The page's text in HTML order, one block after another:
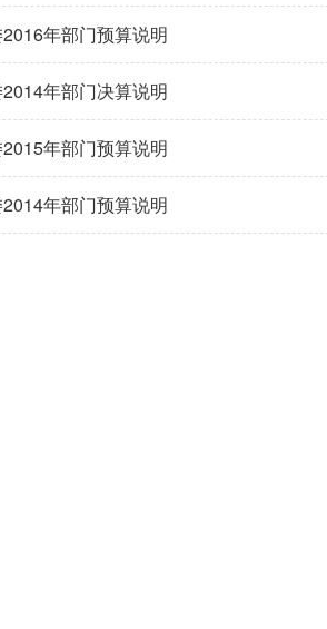
年部门预算说明
年部门决算说明
年部门预算说明
年部门预算说明